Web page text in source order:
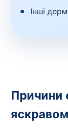
Інші
Причини